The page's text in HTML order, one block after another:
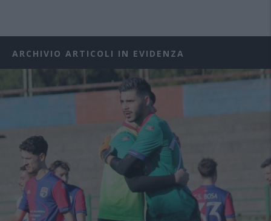
ARCHIVIO ARTICOLI IN EVIDENZA